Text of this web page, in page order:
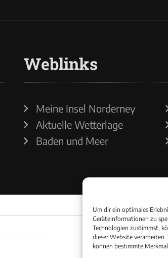
Um dir ein optimales
Geräteinformationen zu
Technologien zustimmst,
dieser Website
können bestimmte
Weblinks
Meine Insel Norderney
Aktuelle Wetterlage
Baden und Meer